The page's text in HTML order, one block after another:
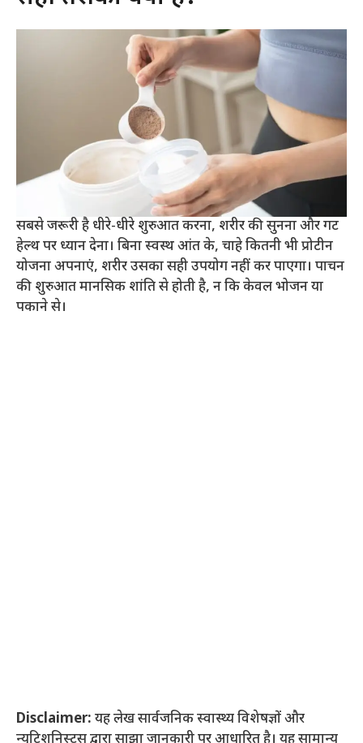
सबसे जरूरी है धीरे-धीरे शुरुआत करना, शरीर की सुनना और गट
हेल्थ पर ध्यान देना। बिना स्वस्थ आंत के, चाहे कितनी भी प्रोटीन
योजना अपनाएं, शरीर उसका सही उपयोग नहीं कर पाएगा। पाचन
की शुरुआत मानसिक शांति से होती है, न कि केवल भोजन या
पकाने से।
Disclaimer: यह लेख सार्वजनिक स्वास्थ्य विशेषज्ञों और